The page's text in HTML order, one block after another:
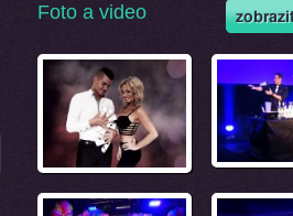
Foto a video